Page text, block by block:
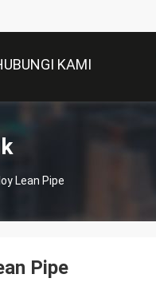
KAMI
Lean Pipe
Pipe